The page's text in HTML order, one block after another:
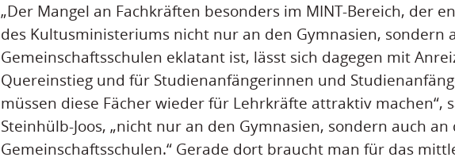
„Der Mangel an Fachkräften besonders im MINT-Bereich, der
des Kultusministeriums nicht nur an den Gymnasien, sondern
Gemeinschaftsschulen eklatant ist, lässt sich dagegen mit
Quereinstieg und für Studienanfängerinnen und
müssen diese Fächer wieder für Lehrkräfte attraktiv machen“,
Steinhülb-Joos, „nicht nur an den Gymnasien, sondern auch an
Gemeinschaftsschulen.“ Gerade dort braucht man für das